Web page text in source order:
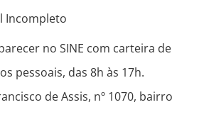
Incompleto
no SINE com carteira de
pessoais, das 8h às 17h.
de Assis, nº 1070, bairro